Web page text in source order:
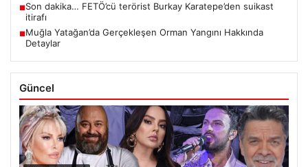
■Son dakika… FETÖ’cü terörist Burkay Karatepe’den suikast
itirafı
■Muğla Yatağan’da Gerçekleşen Orman Yangını Hakkında
Detaylar
Güncel